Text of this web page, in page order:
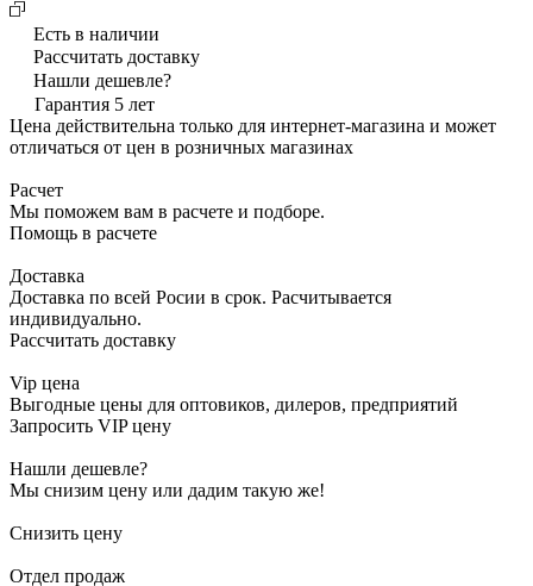
Есть в наличии
Рассчитать доставку
Нашли дешевле?
Гарантия 5 лет
Цена действительна только для интернет-магазина и может
отличаться от цен в розничных магазинах
Расчет
Мы поможем вам в расчете и подборе.
Помощь в расчете
Доставка
Доставка по всей Росии в срок. Расчитывается
индивидуально.
Рассчитать доставку
Vip цена
Выгодные цены для оптовиков, дилеров, предприятий
Запросить VIP цену
Нашли дешевле?
Мы снизим цену или дадим такую же!
Снизить цену
Отдел продаж